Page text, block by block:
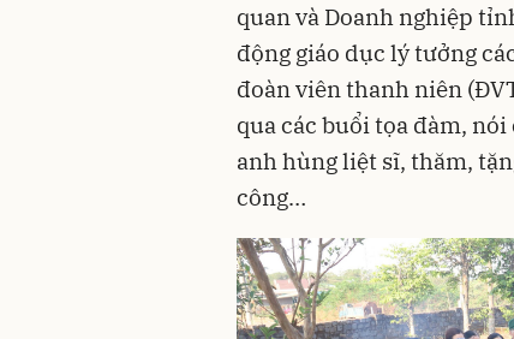
quan và Doanh nghiệp
động giáo dục lý tưởng
đoàn viên thanh niên
qua các buổi tọa đàm,
anh hùng liệt sĩ, thăm,
công…